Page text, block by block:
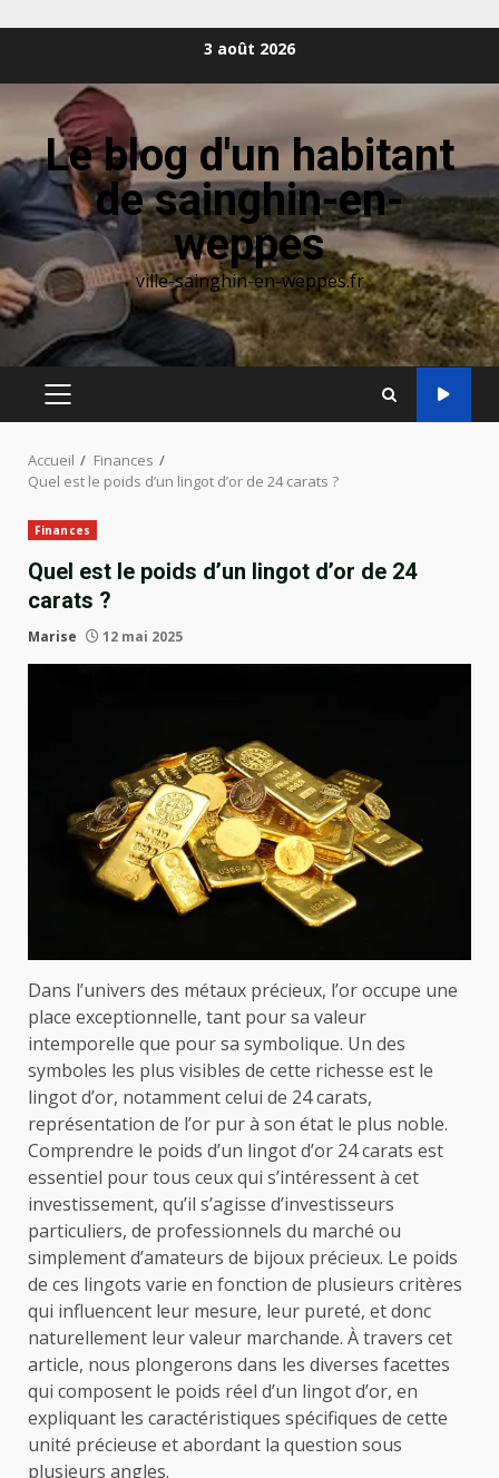
3 août 2026
Le blog d'un habitant
de sainghin-en-
weppes
ville-sainghin-en-weppes.fr
MENU
Accueil
Finances
Quel est le poids d’un lingot d’or de 24 carats ?
Finances
Quel est le poids d’un lingot d’or de 24
carats ?
Marise 12 mai 2025
Dans l’univers des métaux précieux, l’or occupe une
place exceptionnelle, tant pour sa valeur
intemporelle que pour sa symbolique. Un des
symboles les plus visibles de cette richesse est le
lingot d’or, notamment celui de 24 carats,
représentation de l’or pur à son état le plus noble.
Comprendre le poids d’un lingot d’or 24 carats est
essentiel pour tous ceux qui s’intéressent à cet
investissement, qu’il s’agisse d’investisseurs
particuliers, de professionnels du marché ou
simplement d’amateurs de bijoux précieux. Le poids
de ces lingots varie en fonction de plusieurs critères
qui influencent leur mesure, leur pureté, et donc
naturellement leur valeur marchande. À travers cet
article, nous plongerons dans les diverses facettes
qui composent le poids réel d’un lingot d’or, en
expliquant les caractéristiques spécifiques de cette
unité précieuse et abordant la question sous
plusieurs angles.